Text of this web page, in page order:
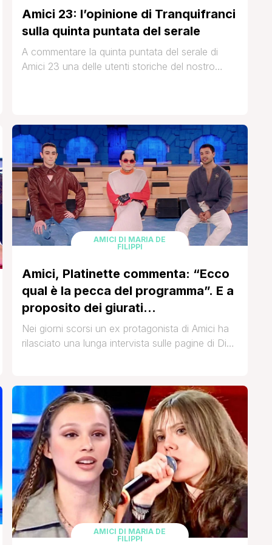
Amici 23: l’opinione di Tranquifranci
sulla quinta puntata del serale
A commentare la quinta puntata del serale di
Amici 23 una delle utenti storiche del nostro
un’esibizione, della quale ricordo solo Giuseppe
Gioffrè unto come un’anguilla scivolosa che
balla a petto nudo [']
AMICI DI MARIA DE
FILIPPI
Amici, Platinette commenta: “Ecco
qual è la pecca del programma”. E a
proposito dei giurati…
Nei giorni scorsi un ex protagonista di Amici ha
rilasciato una lunga intervista sulle pagine di Di
giurati, ovvero Michele Bravi, Giuseppe Giofrè e
Cristiano Malgioglio. Platinette, ovvero Mauro
Coruzzi, ha fatto parte del programma [']
AMICI DI MARIA DE
FILIPPI